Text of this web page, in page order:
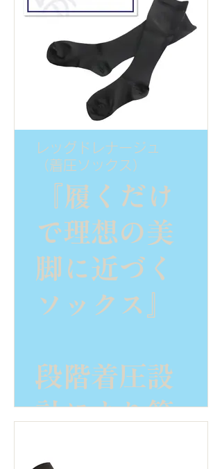
レッグドレナージュ
（着圧ソックス）
『履くだけ
で理想の美
脚に近づく
ソックス』
段階着圧設
計により筋